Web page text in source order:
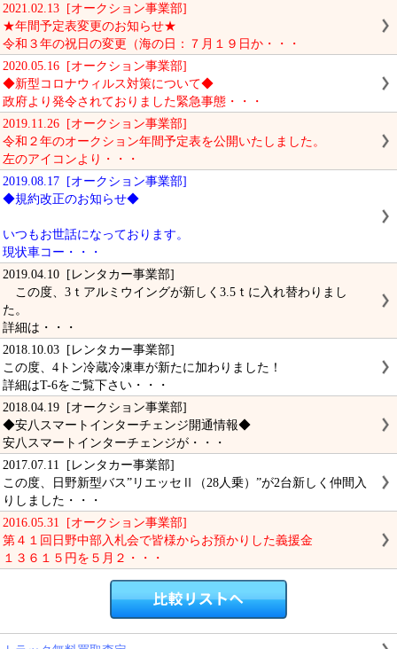
2021.02.13 [オークション事業部]
★年間予定表変更のお知らせ★
令和３年の祝日の変更（海の日：７月１９日か・・・
2020.05.16 [オークション事業部]
◆新型コロナウィルス対策について◆
政府より発令されておりました緊急事態・・・
2019.11.26 [オークション事業部]
令和２年のオークション年間予定表を公開いたしました。
左のアイコンより・・・
2019.08.17 [オークション事業部]
◆規約改正のお知らせ◆
いつもお世話になっております。
現状車コー・・・
2019.04.10 [レンタカー事業部]
この度、3ｔアルミウイングが新しく3.5ｔに入れ替わりまし
た。
詳細は・・・
2018.10.03 [レンタカー事業部]
この度、4トン冷蔵冷凍車が新たに加わりました！
詳細はT-6をご覧下さい・・・
2018.04.19 [オークション事業部]
◆安八スマートインターチェンジ開通情報◆
安八スマートインターチェンジが・・・
2017.07.11 [レンタカー事業部]
この度、日野新型バス”リエッセⅡ（28人乗）”が2台新しく仲間入
りしました・・・
2016.05.31 [オークション事業部]
第４１回日野中部入札会で皆様からお預かりした義援金
１３６１５円を５月２・・・